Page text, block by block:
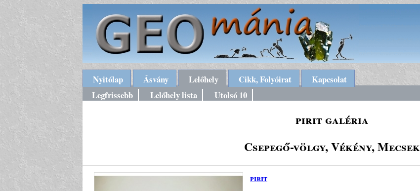
Nyitólap Ásvány Lelőhely Cikk, Folyóirat
Kapcsolat
Legfrissebb
Lelőhely lista Utolsó 10
pirit galéria
Csepegő-völgy, Vékény, Mecsek
pirit